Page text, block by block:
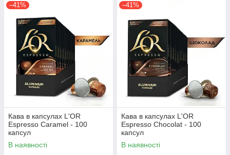
–41%
Кава в капсулах L'OR
Espresso Caramel - 100
капсул
В наявності
–41%
Кава в капсулах L'OR
Espresso Chocolat - 100
капсул
В наявності